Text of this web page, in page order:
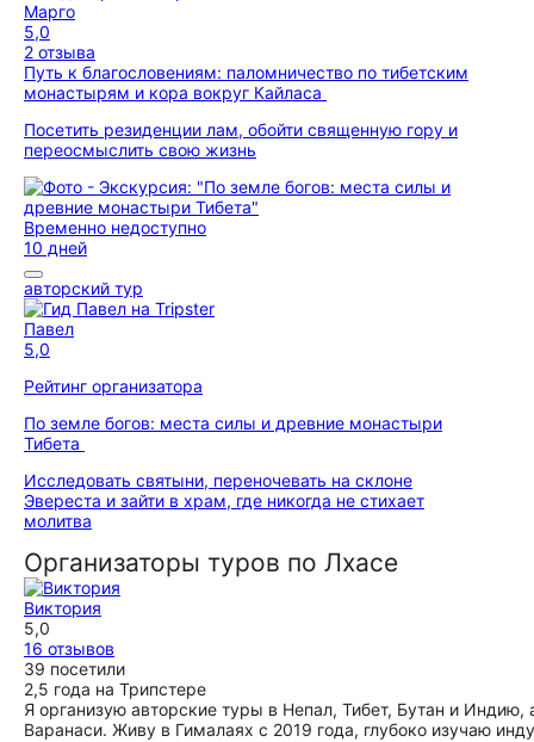
Марго
5,0
2 отзыва
Путь к благословениям: паломничество по тибетским
монастырям и кора вокруг Кайласа
Посетить резиденции лам, обойти священную гору и
переосмыслить свою жизнь
Временно недоступно
10 дней
авторский тур
Павел
5,0
Рейтинг организатора
По земле богов: места силы и древние монастыри
Тибета
Исследовать святыни, переночевать на склоне
Эвереста и зайти в храм, где никогда не стихает
молитва
Организаторы туров по Лхасе
Виктория
5,0
16 отзывов
39 посетили
2,5 года на Трипстере
Я организую авторские туры в Непал, Тибет, Бутан и
Варанаси. Живу в Гималаях с 2019 года, глубоко изучаю